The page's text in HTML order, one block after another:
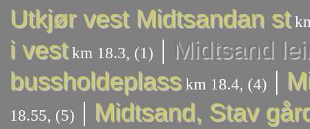
Utkjør vest Midtsandan st
i vestkm 18.3, (1) | Midtsand
bussholdeplasskm 18.4, (4) |
18.55, (5) | Midtsand, Stav